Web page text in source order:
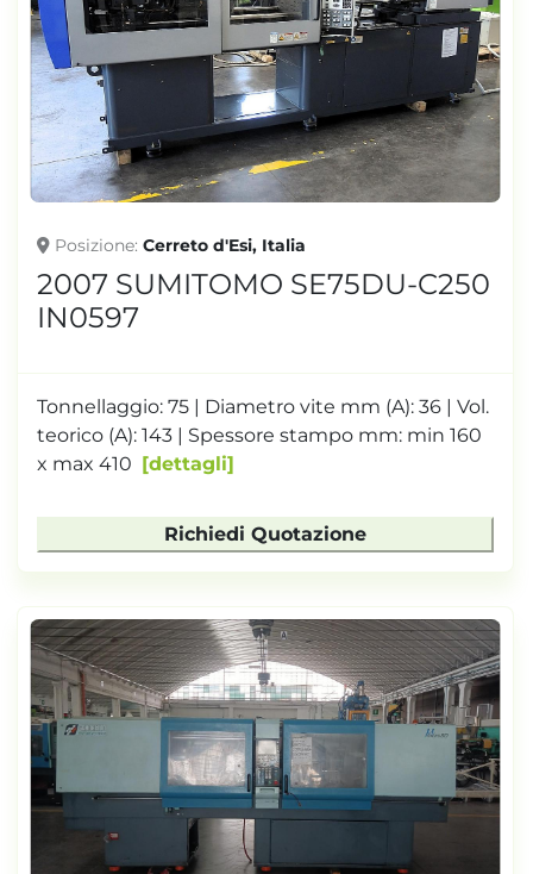
Posizione Cerreto d'Esi, Italia
2007 SUMITOMO SE75DU-C250
IN0597
Tonnellaggio: 75 | Diametro vite mm (A): 36 | Vol.
teorico (A): 143 | Spessore stampo mm: min 160
x max 410
dettagli
Richiedi Quotazione